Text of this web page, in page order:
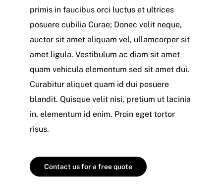
primis in faucibus orci luctus et ultrices
posuere cubilia Curae; Donec velit neque,
auctor sit amet aliquam vel, ullamcorper sit
amet ligula. Vestibulum ac diam sit amet
quam vehicula elementum sed sit amet dui.
Curabitur aliquet quam id dui posuere
blandit. Quisque velit nisi, pretium ut lacinia
in, elementum id enim. Proin eget tortor
risus.
Contact us for a free quote